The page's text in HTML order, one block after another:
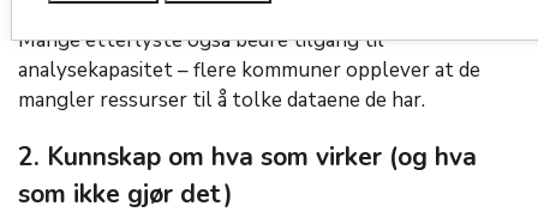
Mange etterlyste også bedre tilgang til
analysekapasitet – flere kommuner opplever at de
mangler ressurser til å tolke dataene de har.
2. Kunnskap om hva som virker (og hva
som ikke gjør det)